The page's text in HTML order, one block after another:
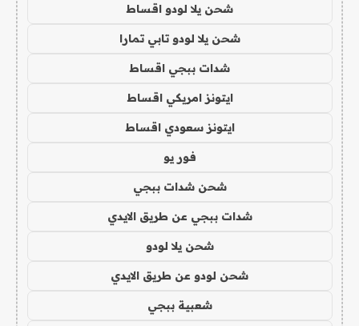
شحن يلا لودو اقساط
شحن يلا لودو تابي تمارا
شدات ببجي اقساط
ايتونز امريكي اقساط
ايتونز سعودي اقساط
فور يو
شحن شدات ببجي
شدات ببجي عن طريق الايدي
شحن يلا لودو
شحن لودو عن طريق الايدي
شعبية ببجي